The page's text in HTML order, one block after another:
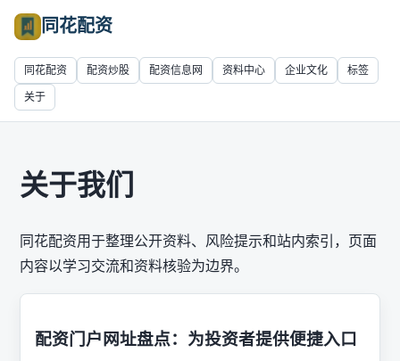
同花配资
同花配资 配资炒股 配资信息网 资料中心 企业文化 标签
关于
关于我们
同花配资用于整理公开资料、风险提示和站内索引，页面
内容以学习交流和资料核验为边界。
配资门户网址盘点：为投资者提供便捷入口